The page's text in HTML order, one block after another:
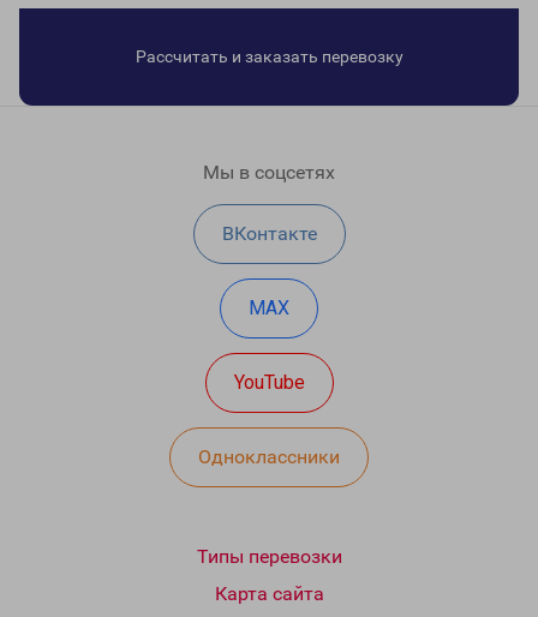
Рассчитать и заказать перевозку
Мы в соцсетях
ВКонтакте
MAX
YouTube
Одноклассники
Типы перевозки
Карта сайта